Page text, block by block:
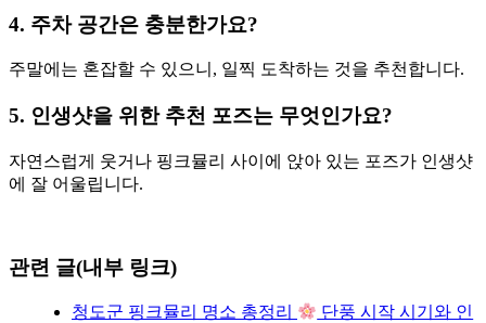
4. 주차 공간은 충분한가요?
주말에는 혼잡할 수 있으니, 일찍 도착하는 것을 추천합니다.
5. 인생샷을 위한 추천 포즈는 무엇인가요?
자연스럽게 웃거나 핑크뮬리 사이에 앉아 있는 포즈가 인생샷
에 잘 어울립니다.
관련 글(내부 링크)
청도군 핑크뮬리 명소 총정리
단풍 시작 시기와 인